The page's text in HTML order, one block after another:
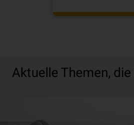
Aktuelle Themen, die